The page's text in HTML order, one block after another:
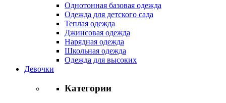
Однотонная базовая одежда
Одежда для детского сада
Теплая одежда
Джинсовая одежда
Нарядная одежда
Школьная одежда
Одежда для высоких
Девочки
Категории